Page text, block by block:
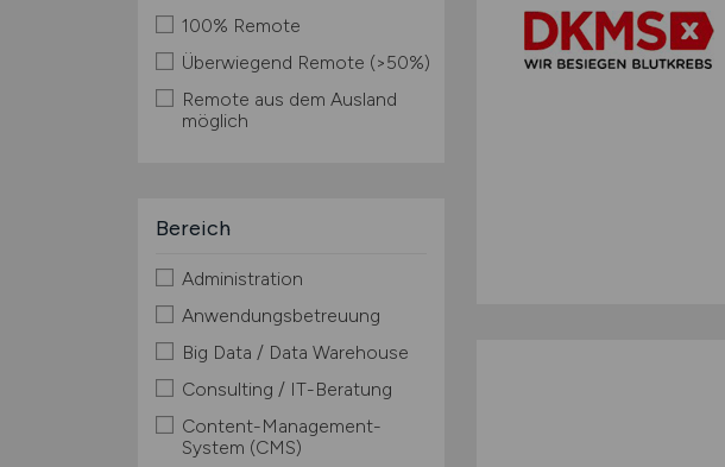
100% Remote
Überwiegend Remote (>50%)
Remote aus dem Ausland
möglich
Bereich
Administration
Anwendungsbetreuung
Big Data / Data Warehouse
Consulting / IT-Beratung
Content-Management-
System (CMS)